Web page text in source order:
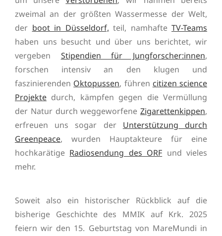
zweimal an der größten Wassermesse der Welt,
der boot in Düsseldorf, teil, namhafte TV-Teams
haben uns besucht und über uns berichtet, wir
vergeben Stipendien für Jungforscher:innen,
forschen intensiv an den klugen und
faszinierenden Oktopussen, führen citizen science
Projekte durch, kämpfen gegen die Vermüllung
der Natur durch weggeworfene Zigarettenkippen,
erfreuen uns sogar der Unterstützung durch
Greenpeace, wurden Hauptakteure für eine
hochkarätige Radiosendung des ORF und vieles
mehr.
Soweit also ein historischer Rückblick auf die
bisherige Geschichte des MMIK auf Krk. 2025
feiern wir den 15. Geburtstag von MareMundi in